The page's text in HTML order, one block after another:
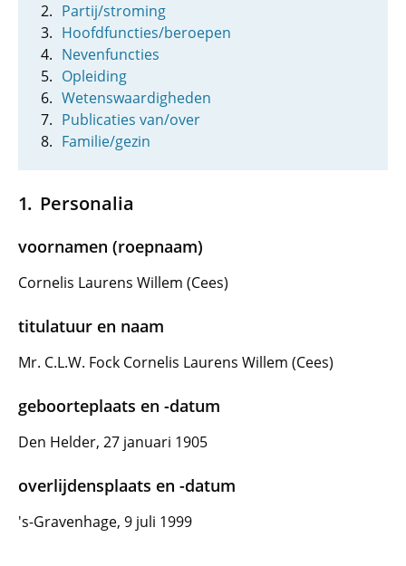
Partij/stroming
Hoofdfuncties/beroepen
Nevenfuncties
Opleiding
Wetenswaardigheden
Publicaties van/over
Familie/gezin
Personalia
voornamen (roepnaam)
Cornelis Laurens Willem (Cees)
titulatuur en naam
Mr. C.L.W. Fock Cornelis Laurens Willem (Cees)
geboorteplaats en -datum
Den Helder, 27 januari 1905
overlijdensplaats en -datum
's-Gravenhage, 9 juli 1999